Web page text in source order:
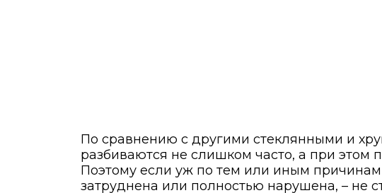
По сравнению с другими стеклянными и
разбиваются не слишком часто, а при этом
Поэтому если уж по тем или иным причинам
затруднена или полностью нарушена, – не